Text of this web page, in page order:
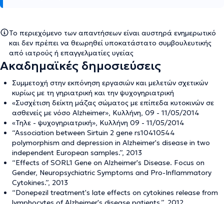
Το περιεχόμενο των απαντήσεων είναι αυστηρά ενημερωτικό
και δεν πρέπει να θεωρηθεί υποκατάστατο συμβουλευτικής
από ιατρούς ή επαγγελματίες υγείας
Ακαδημαϊκές δημοσιεύσεις
Συμμετοχή στην εκπόνηση εργασιών και μελετών σχετικών
κυρίως με τη γηριατρική και την ψυχογηριατρική
«Συσχέτιση δείκτη μάζας σώματος με επίπεδα κυτοκινών σε
ασθενείς με νόσο Alzheimer», Κυλλήνη, 09 - 11/05/2014
«Τηλε - ψυχογηριατρική», Κυλλήνη 09 - 11/05/2014
“Association between Sirtuin 2 gene rs10410544
polymorphism and depression in Alzheimer's disease in two
independent European samples.”, 2013
“Effects of SORL1 Gene on Alzheimer's Disease. Focus on
Gender, Neuropsychiatric Symptoms and Pro-Inflammatory
Cytokines.”, 2013
“Donepezil treatment's late effects on cytokines release from